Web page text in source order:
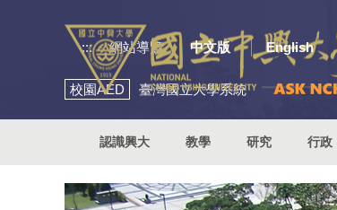
::: 網站導覽 中文版 English
校園AED 臺灣國立大學系統
認識興大 教學 研究 行政